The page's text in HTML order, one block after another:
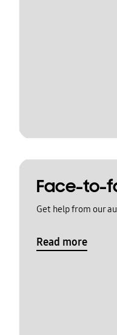
Face-to-
Get help from our
Read more